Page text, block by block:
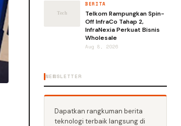
BERITA
Telkom Rampungkan Spin-
Off InfraCo Tahap 2,
InfraNexia Perkuat Bisnis
Wholesale
Aug 8, 2026
NEWSLETTER
Dapatkan rangkuman berita
teknologi terbaik langsung di